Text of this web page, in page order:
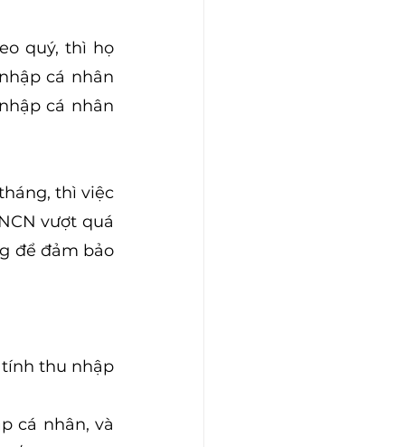
quý, thì họ
cá nhân
cá nhân
thì việc
vượt quá
để đảm bảo
thu nhập
cá nhân, và